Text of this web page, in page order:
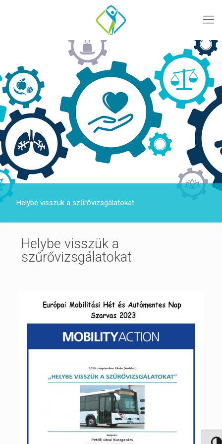
Helybe visszük a szűrővizsgálatokat
Helybe visszük a
szűrővizsgálatokat